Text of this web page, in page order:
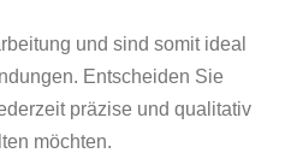
und sind somit ideal
Entscheiden Sie
präzise und qualitativ
möchten.